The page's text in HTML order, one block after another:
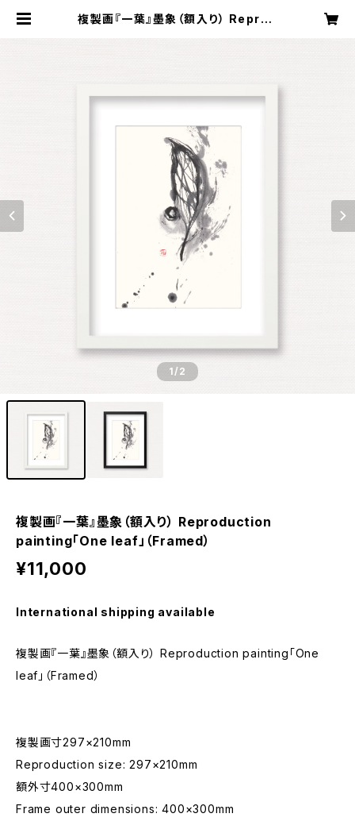
複製画『一葉』墨象（額入り） Reprod
1/2
複製画『一葉』墨象（額入り） Reproduction
painting「One leaf」（Framed）
¥11,000
International shipping available
複製画『一葉』墨象（額入り） Reproduction painting「One
leaf」（Framed）
複製画寸297×210mm
Reproduction size: 297×210mm
額外寸400×300mm
Frame outer dimensions: 400×300mm